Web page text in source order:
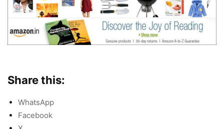
Share this:
WhatsApp
Facebook